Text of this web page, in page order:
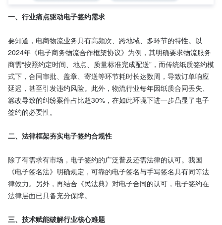
一、行业痛点驱动电子签约需求
要知道，电商物流业务具有高频次、跨地域、多环节的特性。以
2024年《电子商务物流合作框架协议》为例，其明确要求物流服务
商需“按照约定时间、地点、质量标准完成配送”，而传统纸质签约模
式下，合同审批、盖章、寄送等环节耗时长达数周，导致订单响应
延迟，甚至引发违约风险。此外，物流行业每年因纸质合同丢失、
篡改导致的纠纷案件占比超30%，在如此环境下进一步凸显了电子
签约的必要性。
二、法律框架夯实电子签约合规性
除了有需求有市场，电子签约的广泛普及还需法律的认可。我国
《电子签名法》明确规定，可靠的电子签名与手写签名具有同等法
律效力。另外，再结合《民法典》对电子合同的认可，电子签约在
法律层面已具备充分保障。
三、技术赋能破解行业核心难题